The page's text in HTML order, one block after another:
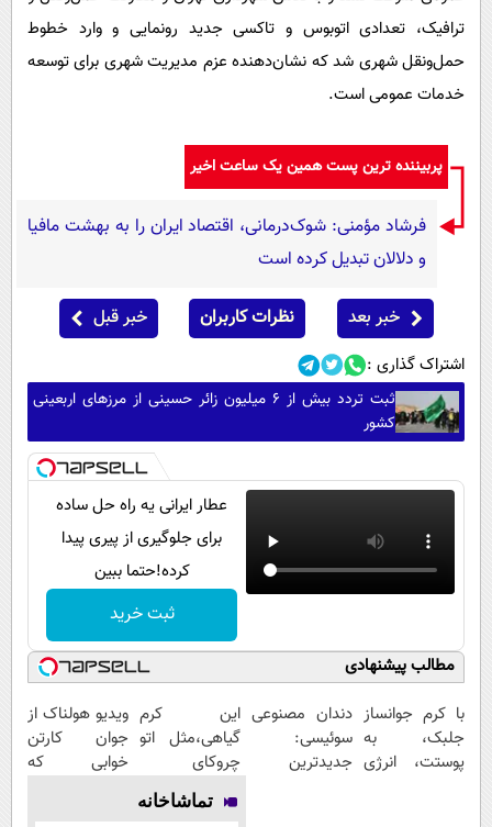
ترافیک، تعدادی اتوبوس و تاکسی جدید رونمایی و وارد خطوط
حمل‌ونقل شهری شد که نشان‌دهنده عزم مدیریت شهری برای توسعه
خدمات عمومی است.
پربیننده ترین پست همین یک ساعت اخیر
فرشاد مؤمنی: شوک‌درمانی، اقتصاد ایران را به بهشت مافیا
و دلالان تبدیل کرده است
خبر بعد نظرات کاربران خبر قبل
اشتراک گذاری :
ثبت تردد بیش از ۶ میلیون زائر حسینی از مرزهای اربعینی
کشور
عطار ایرانی یه راه حل ساده
برای جلوگیری از پیری پیدا
کرده!حتما ببین
ثبت خرید
مطالب پیشنهادی
با کرم جوانساز
جلبک، به
پوستت، انرژی
دندان مصنوعی
سوئیسی:
جدیدترین
این کرم
گیاهی،مثل اتو
چروکای
پوستتوصاف
میکنه!50%تخفیف
ویدیو هولناک از
جوان کارتن
خوابی که
تماشاخانه